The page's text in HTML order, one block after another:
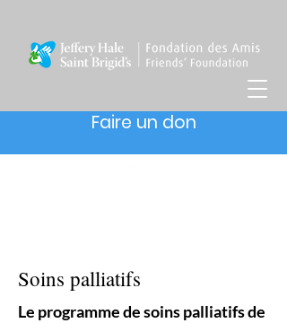
Faire un don
Soins palliatifs
Le programme de soins palliatifs de